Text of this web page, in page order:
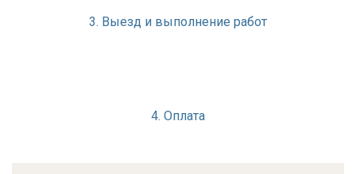
3. Выезд и выполнение работ
4. Оплата